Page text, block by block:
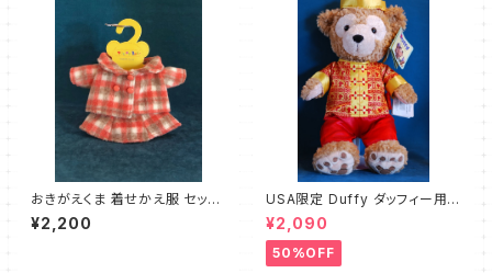
おきがえくま 着せかえ服 セット
アップワンピース
¥2,200
USA限定 Duffy ダッフィー用コ
スチューム チャイナ B級品
¥2,090
50%OFF